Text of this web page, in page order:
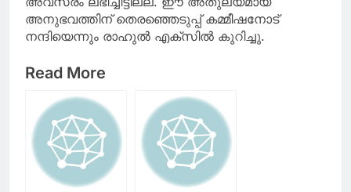
അനുഭവത്തിന് തെരഞ്ഞെടുപ്പ് കമ്മീഷനോട്
നന്ദിയെന്നും രാഹുൽ എക്സിൽ കുറിച്ചു.
Read More